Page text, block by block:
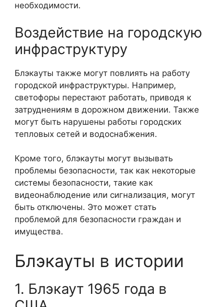
необходимости.
Воздействие на городскую
инфраструктуру
Блэкауты также могут повлиять на работу
городской инфраструктуры. Например,
светофоры перестают работать, приводя к
затруднениям в дорожном движении. Также
могут быть нарушены работы городских
тепловых сетей и водоснабжения.
Кроме того, блэкауты могут вызывать
проблемы безопасности, так как некоторые
системы безопасности, такие как
видеонаблюдение или сигнализация, могут
быть отключены. Это может стать
проблемой для безопасности граждан и
имущества.
Блэкауты в истории
1. Блэкаут 1965 года в